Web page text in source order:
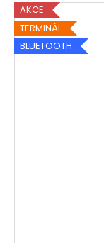
AKCE
TERMINÁL
BLUETOOTH